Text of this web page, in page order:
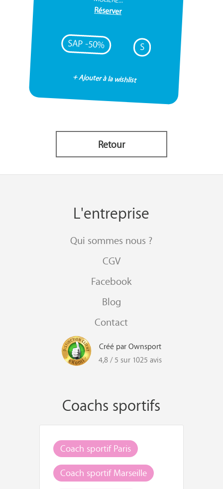
Réserver
SAP -50% S
+ Ajouter à la wishlist
Retour
L'entreprise
Qui sommes nous ?
CGV
Facebook
Blog
Contact
Créé par Ownsport
4,8 / 5 sur 1025 avis
Coachs sportifs
Coach sportif Paris
Coach sportif Marseille